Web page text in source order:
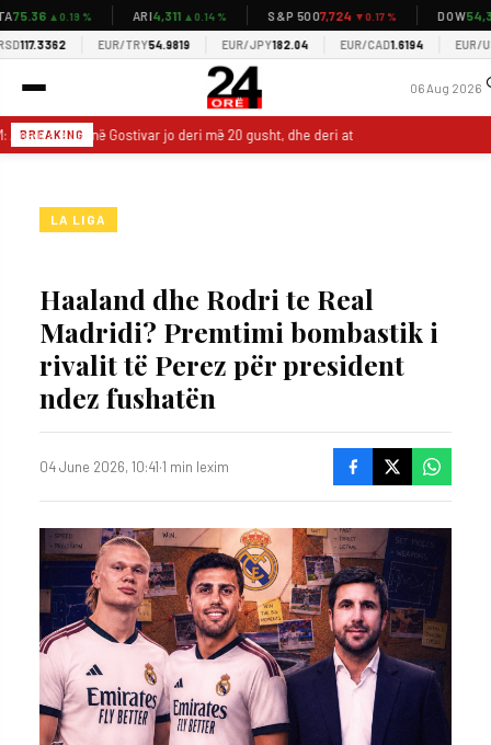
▲0.19 % ARI4,311▲0.14 % S&P 5007,724▼0.17 % DOW
117.3362 EUR/TRY54.9819 EUR/JPY182.04 EUR/CAD1.6194 EUR/USD
06 Aug 2026
BREAKING
Analiza e ujit në Gostivar jo deri më 20 gusht, dhe deri atëherë njerëzit do të
LA LIGA
Haaland dhe Rodri te Real
Madridi? Premtimi bombastik i
rivalit të Perez për president
ndez fushatën
04 June 2026, 10:41·1 min lexim